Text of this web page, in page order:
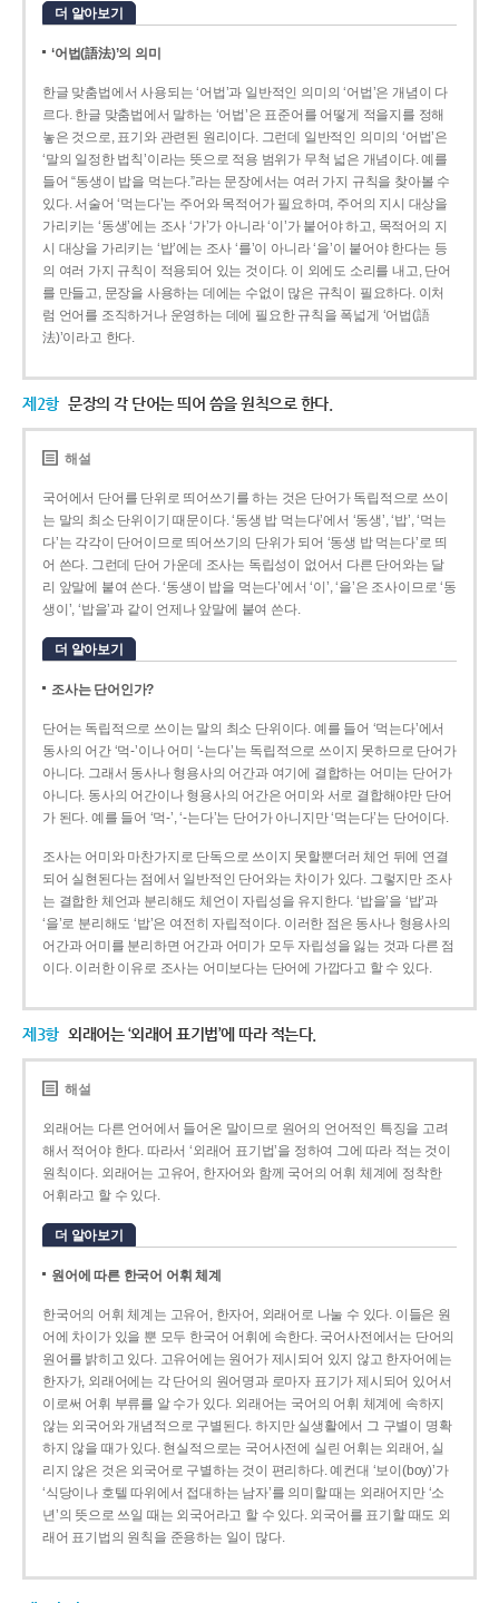
더 알아보기
‘어법(語法)’의 의미
한글 맞춤법에서 사용되는 ‘어법’과 일반적인 의미의 ‘어법’은 개념이 다
르다. 한글 맞춤법에서 말하는 ‘어법’은 표준어를 어떻게 적을지를 정해
놓은 것으로, 표기와 관련된 원리이다. 그런데 일반적인 의미의 ‘어법’은
‘말의 일정한 법칙’이라는 뜻으로 적용 범위가 무척 넓은 개념이다. 예를
들어 “동생이 밥을 먹는다.”라는 문장에서는 여러 가지 규칙을 찾아볼 수
있다. 서술어 ‘먹는다’는 주어와 목적어가 필요하며, 주어의 지시 대상을
가리키는 ‘동생’에는 조사 ‘가’가 아니라 ‘이’가 붙어야 하고, 목적어의 지
시 대상을 가리키는 ‘밥’에는 조사 ‘를’이 아니라 ‘을’이 붙어야 한다는 등
의 여러 가지 규칙이 적용되어 있는 것이다. 이 외에도 소리를 내고, 단어
를 만들고, 문장을 사용하는 데에는 수없이 많은 규칙이 필요하다. 이처
럼 언어를 조직하거나 운영하는 데에 필요한 규칙을 폭넓게 ‘어법(語
法)’이라고 한다.
제2항 문장의 각 단어는 띄어 씀을 원칙으로 한다.
해설
국어에서 단어를 단위로 띄어쓰기를 하는 것은 단어가 독립적으로 쓰이
는 말의 최소 단위이기 때문이다. ‘동생 밥 먹는다’에서 ‘동생’, ‘밥’, ‘먹는
다’는 각각이 단어이므로 띄어쓰기의 단위가 되어 ‘동생 밥 먹는다’로 띄
어 쓴다. 그런데 단어 가운데 조사는 독립성이 없어서 다른 단어와는 달
리 앞말에 붙여 쓴다. ‘동생이 밥을 먹는다’에서 ‘이’, ‘을’은 조사이므로 ‘동
생이’, ‘밥을’과 같이 언제나 앞말에 붙여 쓴다.
더 알아보기
조사는 단어인가?
단어는 독립적으로 쓰이는 말의 최소 단위이다. 예를 들어 ‘먹는다’에서
동사의 어간 ‘먹-­’이나 어미 ‘­-는다’는 독립적으로 쓰이지 못하므로 단어가
아니다. 그래서 동사나 형용사의 어간과 여기에 결합하는 어미는 단어가
아니다. 동사의 어간이나 형용사의 어간은 어미와 서로 결합해야만 단어
가 된다. 예를 들어 ‘먹-’, ‘-는다’는 단어가 아니지만 ‘먹는다’는 단어이다.
조사는 어미와 마찬가지로 단독으로 쓰이지 못할뿐더러 체언 뒤에 연결
되어 실현된다는 점에서 일반적인 단어와는 차이가 있다. 그렇지만 조사
는 결합한 체언과 분리해도 체언이 자립성을 유지한다. ‘밥을’을 ‘밥’과
‘을’로 분리해도 ‘밥’은 여전히 자립적이다. 이러한 점은 동사나 형용사의
어간과 어미를 분리하면 어간과 어미가 모두 자립성을 잃는 것과 다른 점
이다. 이러한 이유로 조사는 어미보다는 단어에 가깝다고 할 수 있다.
제3항 외래어는 ‘외래어 표기법’에 따라 적는다.
해설
외래어는 다른 언어에서 들어온 말이므로 원어의 언어적인 특징을 고려
해서 적어야 한다. 따라서 ‘외래어 표기법’을 정하여 그에 따라 적는 것이
원칙이다. 외래어는 고유어, 한자어와 함께 국어의 어휘 체계에 정착한
어휘라고 할 수 있다.
더 알아보기
원어에 따른 한국어 어휘 체계
한국어의 어휘 체계는 고유어, 한자어, 외래어로 나눌 수 있다. 이들은 원
어에 차이가 있을 뿐 모두 한국어 어휘에 속한다. 국어사전에서는 단어의
원어를 밝히고 있다. 고유어에는 원어가 제시되어 있지 않고 한자어에는
한자가, 외래어에는 각 단어의 원어명과 로마자 표기가 제시되어 있어서
이로써 어휘 부류를 알 수가 있다. 외래어는 국어의 어휘 체계에 속하지
않는 외국어와 개념적으로 구별된다. 하지만 실생활에서 그 구별이 명확
하지 않을 때가 있다. 현실적으로는 국어사전에 실린 어휘는 외래어, 실
리지 않은 것은 외국어로 구별하는 것이 편리하다. 예컨대 ‘보이(boy)’가
‘식당이나 호텔 따위에서 접대하는 남자’를 의미할 때는 외래어지만 ‘소
년’의 뜻으로 쓰일 때는 외국어라고 할 수 있다. 외국어를 표기할 때도 외
래어 표기법의 원칙을 준용하는 일이 많다.